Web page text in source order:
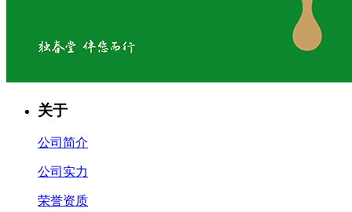
关于
公司简介
公司实力
荣誉资质